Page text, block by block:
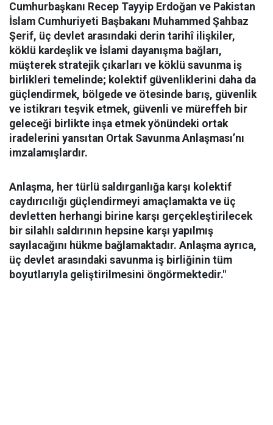
Cumhurbaşkanı Recep Tayyip Erdoğan ve Pakistan
İslam Cumhuriyeti Başbakanı Muhammed Şahbaz
Şerif, üç devlet arasındaki derin tarihî ilişkiler,
köklü kardeşlik ve İslami dayanışma bağları,
müşterek stratejik çıkarları ve köklü savunma iş
birlikleri temelinde; kolektif güvenliklerini daha da
güçlendirmek, bölgede ve ötesinde barış, güvenlik
ve istikrarı teşvik etmek, güvenli ve müreffeh bir
geleceği birlikte inşa etmek yönündeki ortak
iradelerini yansıtan Ortak Savunma Anlaşması’nı
imzalamışlardır.
Anlaşma, her türlü saldırganlığa karşı kolektif
caydırıcılığı güçlendirmeyi amaçlamakta ve üç
devletten herhangi birine karşı gerçekleştirilecek
bir silahlı saldırının hepsine karşı yapılmış
sayılacağını hükme bağlamaktadır. Anlaşma ayrıca,
üç devlet arasındaki savunma iş birliğinin tüm
boyutlarıyla geliştirilmesini öngörmektedir."